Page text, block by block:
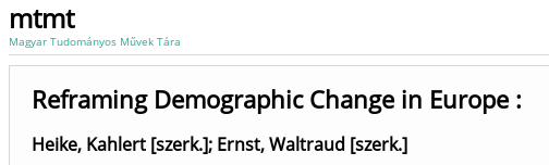
mtmt
Magyar Tudományos Művek Tára
Reframing Demographic Change in Europe :
Heike, Kahlert [szerk.]; Ernst, Waltraud [szerk.]